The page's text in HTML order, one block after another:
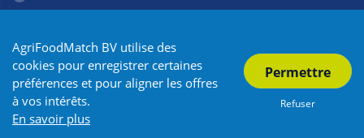
Nouvelles
Copyright AgriFoodMatch 2026
| Politique de confidentialité
| Conditions générales
AgriFoodMatch BV utilise des
cookies pour enregistrer certaines
préférences et pour aligner les offres
à vos intérêts.
En savoir plus
Refuser